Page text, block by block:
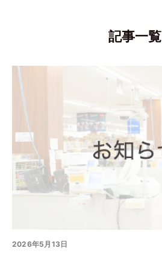
記事一覧
2026年5月13日